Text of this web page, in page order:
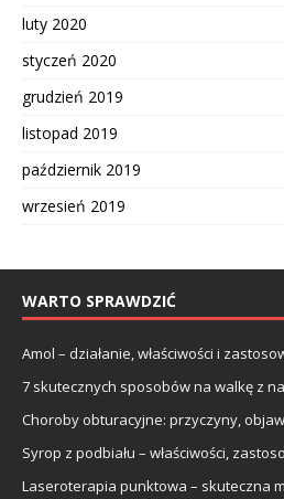
luty 2020
styczeń 2020
grudzień 2019
listopad 2019
październik 2019
wrzesień 2019
WARTO SPRAWDZIĆ
Amol – działanie, właściwości i
7 skutecznych sposobów na walkę z
Choroby obturacyjne: przyczyny,
Syrop z podbiału – właściwości,
Laseroterapia punktowa – skuteczna